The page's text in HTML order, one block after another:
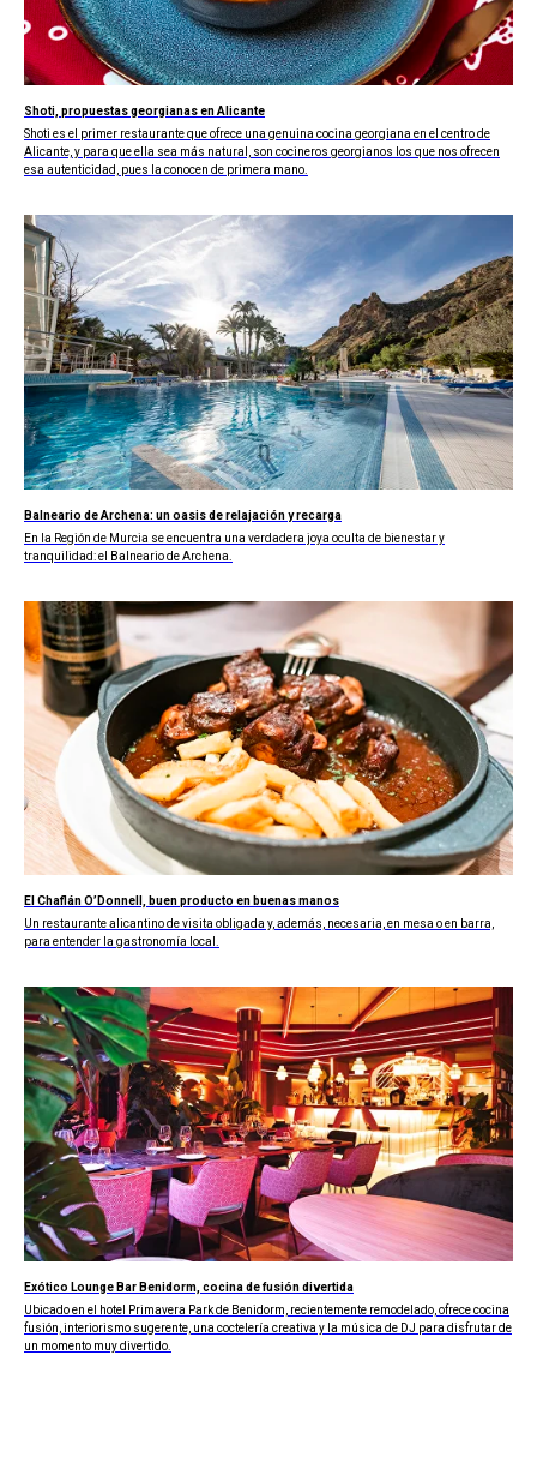
Shoti, propuestas georgianas en Alicante
Shoti es el primer restaurante que ofrece una genuina cocina georgiana en el centro de
Alicante, y para que ella sea más natural, son cocineros georgianos los que nos ofrecen
esa autenticidad, pues la conocen de primera mano.
Balneario de Archena: un oasis de relajación y recarga
En la Región de Murcia se encuentra una verdadera joya oculta de bienestar y
tranquilidad: el Balneario de Archena.
El Chaflán O’Donnell, buen producto en buenas manos
Un restaurante alicantino de visita obligada y, además, necesaria, en mesa o en barra,
para entender la gastronomía local.
Exótico Lounge Bar Benidorm, cocina de fusión divertida
Ubicado en el hotel Primavera Park de Benidorm, recientemente remodelado, ofrece cocina
fusión, interiorismo sugerente, una coctelería creativa y la música de DJ para disfrutar de
un momento muy divertido.